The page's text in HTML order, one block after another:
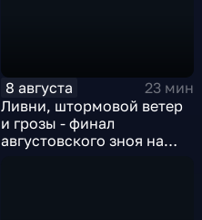
8 августа
23 мин
Ливни, штормовой ветер
и грозы - финал
августовского зноя на